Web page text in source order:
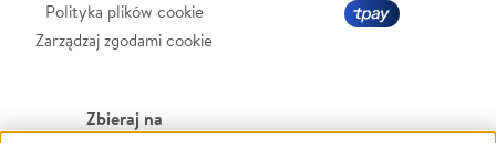
Polityka plików cookie
Zarządzaj zgodami cookie
Zbieraj na